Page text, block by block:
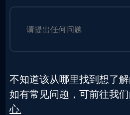
不知道该从哪里找到想了解
如有常见问题，可前往我
心.